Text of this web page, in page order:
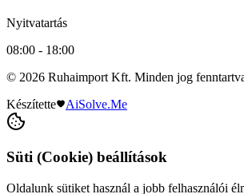
Nyitvatartás
08:00 - 18:00
© 2026 Ruhaimport Kft. Minden jog
Készítette
AiSolve.Me
Süti (Cookie) beállítások
Oldalunk sütiket használ a jobb felhasználói